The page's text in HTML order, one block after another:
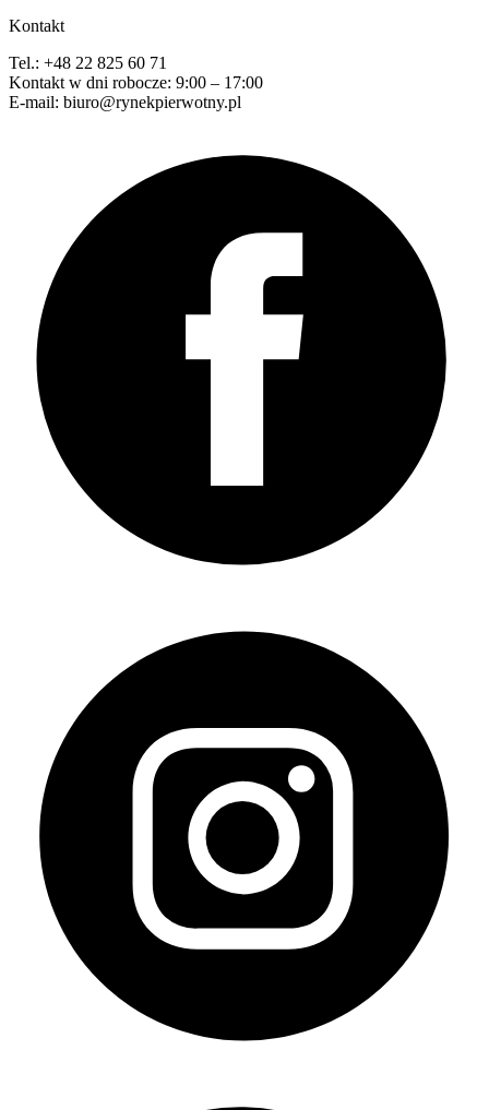
Kontakt
Tel.: +48 22 825 60 71
Kontakt w dni robocze: 9:00 – 17:00
E-mail: biuro@rynekpierwotny.pl